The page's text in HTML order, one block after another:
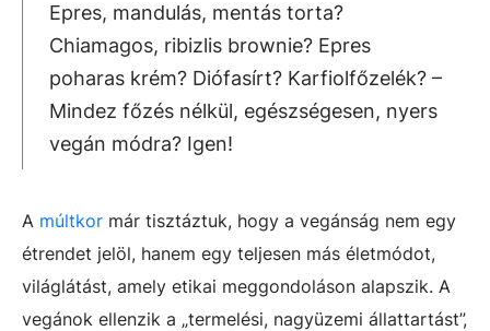
Epres, mandulás, mentás torta?
Chiamagos, ribizlis brownie? Epres
poharas krém? Diófasírt? Karfiolfőzelék? –
Mindez főzés nélkül, egészségesen, nyers
vegán módra? Igen!
A múltkor már tisztáztuk, hogy a vegánság nem egy
étrendet jelöl, hanem egy teljesen más életmódot,
világlátást, amely etikai meggondoláson alapszik. A
vegánok ellenzik a „termelési, nagyüzemi állattartást”,